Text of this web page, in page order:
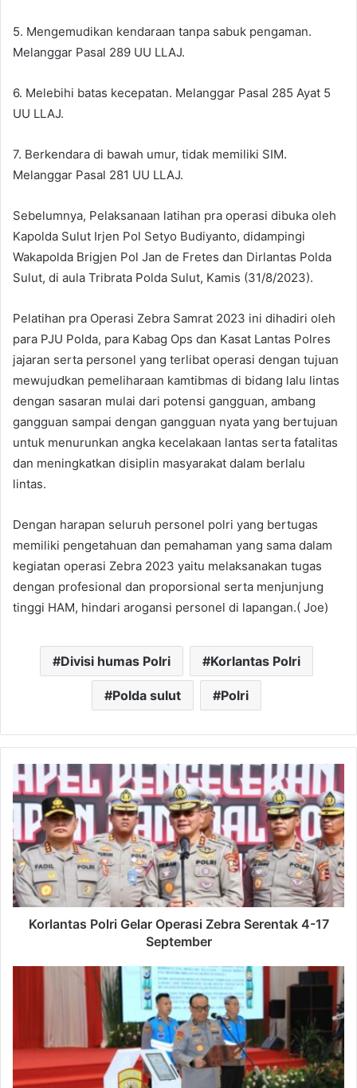
5. Mengemudikan kendaraan tanpa sabuk pengaman.
Melanggar Pasal 289 UU LLAJ.
6. Melebihi batas kecepatan. Melanggar Pasal 285 Ayat 5
UU LLAJ.
7. Berkendara di bawah umur, tidak memiliki SIM.
Melanggar Pasal 281 UU LLAJ.
Sebelumnya, Pelaksanaan latihan pra operasi dibuka oleh
Kapolda Sulut Irjen Pol Setyo Budiyanto, didampingi
Wakapolda Brigjen Pol Jan de Fretes dan Dirlantas Polda
Sulut, di aula Tribrata Polda Sulut, Kamis (31/8/2023).
Pelatihan pra Operasi Zebra Samrat 2023 ini dihadiri oleh
para PJU Polda, para Kabag Ops dan Kasat Lantas Polres
jajaran serta personel yang terlibat operasi dengan tujuan
mewujudkan pemeliharaan kamtibmas di bidang lalu lintas
dengan sasaran mulai dari potensi gangguan, ambang
gangguan sampai dengan gangguan nyata yang bertujuan
untuk menurunkan angka kecelakaan lantas serta fatalitas
dan meningkatkan disiplin masyarakat dalam berlalu
lintas.
Dengan harapan seluruh personel polri yang bertugas
memiliki pengetahuan dan pemahaman yang sama dalam
kegiatan operasi Zebra 2023 yaitu melaksanakan tugas
dengan profesional dan proporsional serta menjunjung
tinggi HAM, hindari arogansi personel di lapangan.( Joe)
Divisi humas Polri Korlantas Polri
Polda sulut Polri
Korlantas Polri Gelar Operasi Zebra Serentak 4-17
September